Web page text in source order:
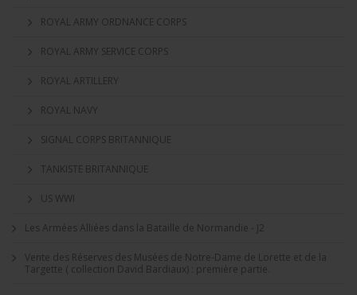
ROYAL ARMY ORDNANCE CORPS
ROYAL ARMY SERVICE CORPS
ROYAL ARTILLERY
ROYAL NAVY
SIGNAL CORPS BRITANNIQUE
TANKISTE BRITANNIQUE
US WWI
Les Armées Alliées dans la Bataille de Normandie - J2
Vente des Réserves des Musées de Notre-Dame de Lorette et de la
Targette ( collection David Bardiaux) : première partie.